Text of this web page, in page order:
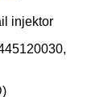
injektor